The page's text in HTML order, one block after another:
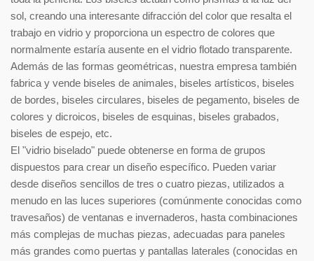
sol, creando una interesante difracción del color que resalta el
trabajo en vidrio y proporciona un espectro de colores que
normalmente estaría ausente en el vidrio flotado transparente.
Además de las formas geométricas, nuestra empresa también
fabrica y vende biseles de animales, biseles artísticos, biseles
de bordes, biseles circulares, biseles de pegamento, biseles de
colores y dicroicos, biseles de esquinas, biseles grabados,
biseles de espejo, etc.
El "vidrio biselado" puede obtenerse en forma de grupos
dispuestos para crear un diseño específico. Pueden variar
desde diseños sencillos de tres o cuatro piezas, utilizados a
menudo en las luces superiores (comúnmente conocidas como
travesaños) de ventanas e invernaderos, hasta combinaciones
más complejas de muchas piezas, adecuadas para paneles
más grandes como puertas y pantallas laterales (conocidas en